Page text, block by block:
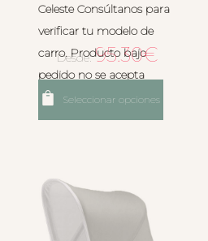
Celeste Consúltanos para
verificar tu modelo de
carro. Producto bajo
pedido no se acepta
devolución.
Desde:95.30€
Seleccionar opciones